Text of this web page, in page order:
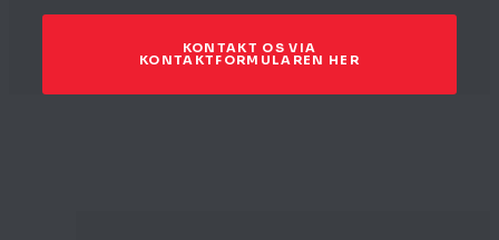
KONTAKT OS VIA
KONTAKTFORMULAREN HER